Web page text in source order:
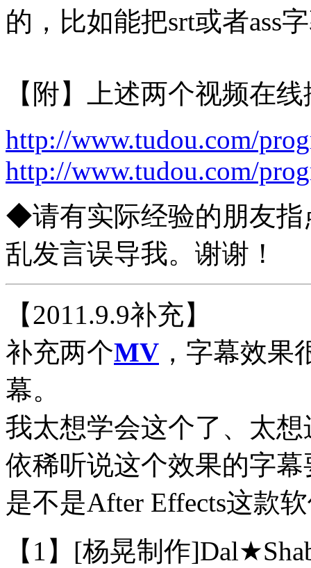
的，比如能把srt或者ass
【附】上述两个视频在
http://www.tudou.com/
http://www.tudou.com/
◆请有实际经验的朋友指
乱发言误导我。谢谢！
【2011.9.9补充】
补充两个MV ，字幕效
幕。
我太想学会这个了、太
依稀听说这个效果的字幕
是不是After Effects这款
【1】[杨晃制作